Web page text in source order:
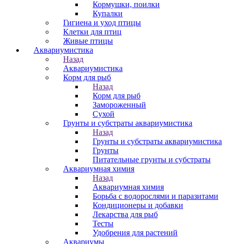
Кормушки, поилки
Купалки
Гигиена и уход птицы
Клетки для птиц
Живые птицы
Аквариумистика
Назад
Аквариумистика
Корм для рыб
Назад
Корм для рыб
Замороженный
Сухой
Грунты и субстраты аквариумистика
Назад
Грунты и субстраты аквариумистика
Грунты
Питательные грунты и субстраты
Аквариумная химия
Назад
Аквариумная химия
Борьба с водорослями и паразитами
Кондиционеры и добавки
Лекарства для рыб
Тесты
Удобрения для растений
Аквариумы